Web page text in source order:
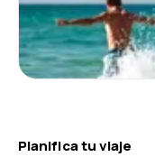
Planifica tu viaje